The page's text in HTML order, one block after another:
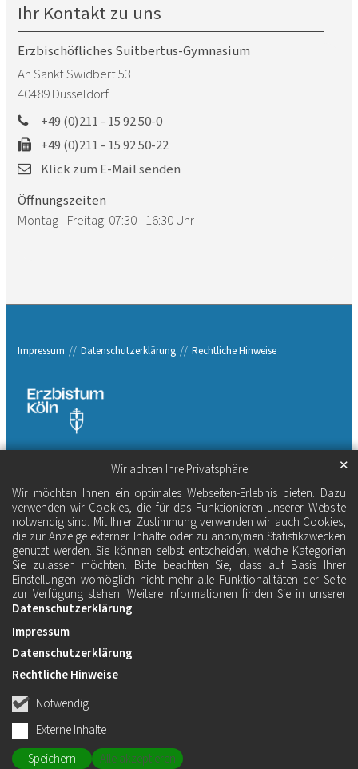
Wir achten Ihre Privatsphäre
Wir möchten Ihnen ein optimales Webseiten-Erlebnis bieten. Dazu
verwenden wir Cookies, die für das Funktionieren unserer Website
notwendig sind. Mit Ihrer Zustimmung verwenden wir auch Cookies,
die zur Anzeige externer Inhalte oder zu anonymen Statistikzwecken
genutzt werden. Sie können selbst entscheiden, welche Kategorien
Sie zulassen möchten. Bitte beachten Sie, dass auf Basis Ihrer
Einstellungen womöglich nicht mehr alle Funktionalitäten der Seite
zur Verfügung stehen. Weitere Informationen finden Sie in unserer
Datenschutzerklärung.
Notwendig
Externe Inhalte
Speichern
Alle akzeptieren
✕
Impressum
Datenschutzerklärung
Rechtliche Hinweise
Ihr Kontakt zu uns
Erzbischöfliches Suitbertus-Gymnasium
An Sankt Swidbert 53
40489Düsseldorf
+49 (0)211 - 15 92 50-0
+49 (0)211 - 15 92 50-22
Klick zum E-Mail senden
Öffnungszeiten
Montag - Freitag: 07:30 - 16:30 Uhr
Impressum Datenschutzerklärung Rechtliche Hinweise